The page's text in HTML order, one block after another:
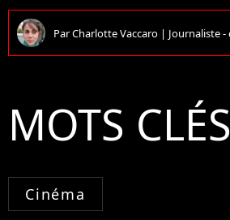
ParCharlotte Vaccaro | Journaliste
MOTS CLÉS
Cinéma